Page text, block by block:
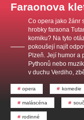
Faraonova
Co opera jako žánr
hrobky faraona
komiku? Na tyto
pokoušejí najít
Plzeň. Její humor a
Pythonů nebo
v duchu Verdiho,
opera komedie
maláscéna
rodinné
Ostatní hledají
Nejnavštěvovanější
doporučujeme